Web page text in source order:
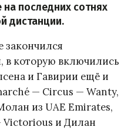
последних сотнях
дистанции.
закончился
в которую включились
и Гавирии ещё и
— Circus — Wanty,
из UAE Emirates,
Victorious и Дилан